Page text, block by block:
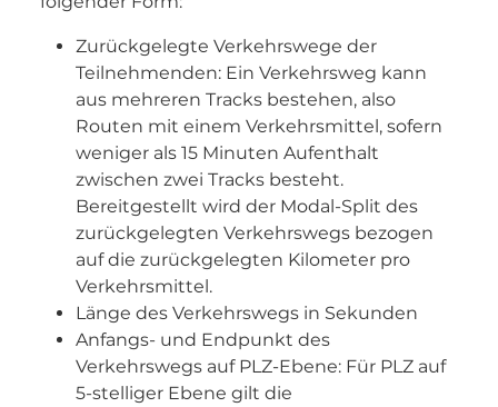
Zurückgelegte Verkehrswege der
Teilnehmenden: Ein Verkehrsweg kann
aus mehreren Tracks bestehen, also
Routen mit einem Verkehrsmittel, sofern
weniger als 15 Minuten Aufenthalt
zwischen zwei Tracks besteht.
Bereitgestellt wird der Modal-Split des
zurückgelegten Verkehrswegs bezogen
auf die zurückgelegten Kilometer pro
Verkehrsmittel.
Länge des Verkehrswegs in Sekunden
Anfangs- und Endpunkt des
Verkehrswegs auf PLZ-Ebene: Für PLZ auf
5-stelliger Ebene gilt die